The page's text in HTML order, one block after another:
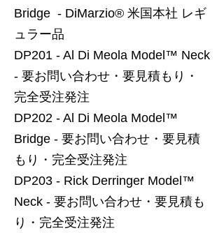
Bridge - DiMarzio® 米国本社 レギ
ュラー品
DP201 - Al Di Meola Model™ Neck
- 要お問い合わせ・要見積もり・
完全受注発注
DP202 - Al Di Meola Model™
Bridge - 要お問い合わせ・要見積
もり・完全受注発注
DP203 - Rick Derringer Model™
Neck - 要お問い合わせ・要見積も
り・完全受注発注